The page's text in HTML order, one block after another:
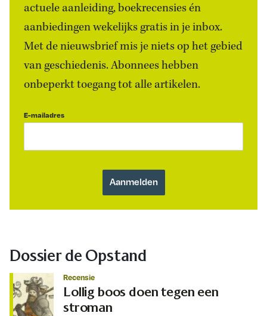
actuele aanleiding, boekrecensies én
aanbiedingen wekelijks gratis in je inbox.
Met de nieuwsbrief mis je niets op het gebied
van geschiedenis. Abonnees hebben
onbeperkt toegang tot alle artikelen.
E-mailadres
Dossier de Opstand
Recensie
Lollig boos doen tegen een
stroman